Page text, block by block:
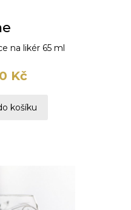
na likér 65 ml
Kč
košíku